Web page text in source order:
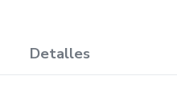
Detalles